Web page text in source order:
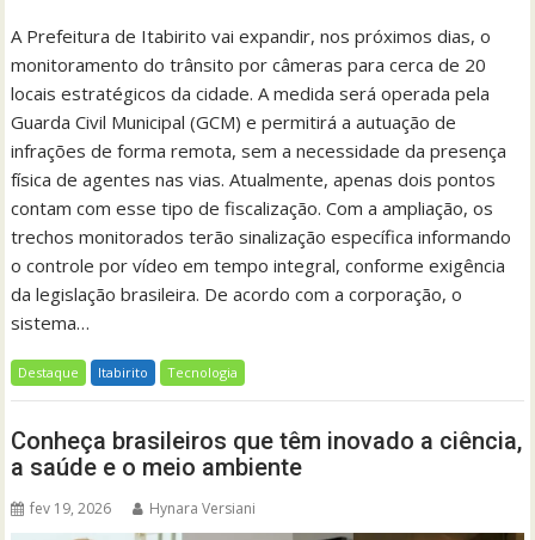
A Prefeitura de Itabirito vai expandir, nos próximos dias, o
monitoramento do trânsito por câmeras para cerca de 20
locais estratégicos da cidade. A medida será operada pela
Guarda Civil Municipal (GCM) e permitirá a autuação de
infrações de forma remota, sem a necessidade da presença
física de agentes nas vias. Atualmente, apenas dois pontos
contam com esse tipo de fiscalização. Com a ampliação, os
trechos monitorados terão sinalização específica informando
o controle por vídeo em tempo integral, conforme exigência
da legislação brasileira. De acordo com a corporação, o
sistema…
Destaque Itabirito Tecnologia
Conheça brasileiros que têm inovado a ciência,
a saúde e o meio ambiente
fev 19, 2026 Hynara Versiani